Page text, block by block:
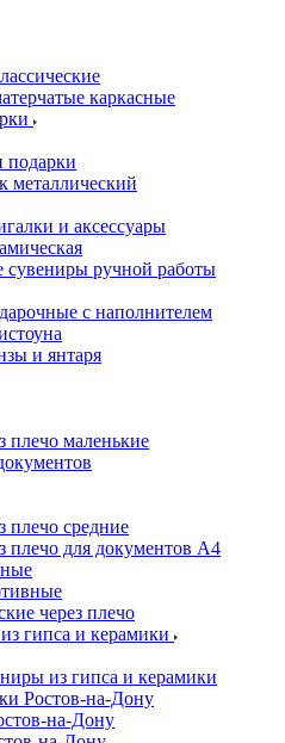
каркасные
металлический
и аксессуары
сувениры ручной работы
с наполнителем
и янтаря
плечо маленькие
плечо средние
плечо для документов А4
через плечо
гипса и керамики
из гипса и керамики
Ростов-на-Дону
на-Дону